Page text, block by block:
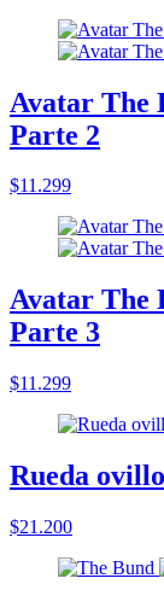
Avatar The
Parte 2
$11.299
Avatar The
Parte 3
$11.299
Rueda
$21.200